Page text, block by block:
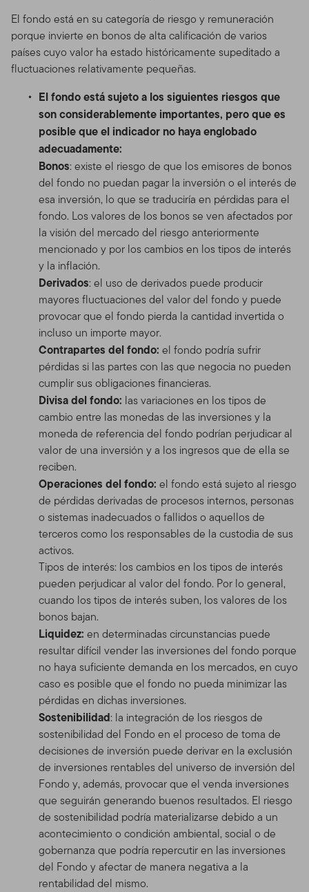
El fondo está en su categoría de riesgo y remuneración
porque invierte en bonos de alta calificación de varios
países cuyo valor ha estado históricamente supeditado a
fluctuaciones relativamente pequeñas.
El fondo está sujeto a los siguientes riesgos que
son considerablemente importantes, pero que es
posible que el indicador no haya englobado
adecuadamente:
Bonos: existe el riesgo de que los emisores de bonos
del fondo no puedan pagar la inversión o el interés de
esa inversión, lo que se traduciría en pérdidas para el
fondo. Los valores de los bonos se ven afectados por
la visión del mercado del riesgo anteriormente
mencionado y por los cambios en los tipos de interés
y la inflación.
Derivados: el uso de derivados puede producir
mayores fluctuaciones del valor del fondo y puede
provocar que el fondo pierda la cantidad invertida o
incluso un importe mayor.
Contrapartes del fondo: el fondo podría sufrir
pérdidas si las partes con las que negocia no pueden
cumplir sus obligaciones financieras.
Divisa del fondo: las variaciones en los tipos de
cambio entre las monedas de las inversiones y la
moneda de referencia del fondo podrían perjudicar al
valor de una inversión y a los ingresos que de ella se
reciben.
Operaciones del fondo: el fondo está sujeto al riesgo
de pérdidas derivadas de procesos internos, personas
o sistemas inadecuados o fallidos o aquellos de
terceros como los responsables de la custodia de sus
activos.
Tipos de interés: los cambios en los tipos de interés
pueden perjudicar al valor del fondo. Por lo general,
cuando los tipos de interés suben, los valores de los
bonos bajan.
Liquidez: en determinadas circunstancias puede
resultar difícil vender las inversiones del fondo porque
no haya suficiente demanda en los mercados, en cuyo
caso es posible que el fondo no pueda minimizar las
pérdidas en dichas inversiones.
Sostenibilidad: la integración de los riesgos de
sostenibilidad del Fondo en el proceso de toma de
decisiones de inversión puede derivar en la exclusión
de inversiones rentables del universo de inversión del
Fondo y, además, provocar que el venda inversiones
que seguirán generando buenos resultados. El riesgo
de sostenibilidad podría materializarse debido a un
acontecimiento o condición ambiental, social o de
gobernanza que podría repercutir en las inversiones
del Fondo y afectar de manera negativa a la
rentabilidad del mismo.